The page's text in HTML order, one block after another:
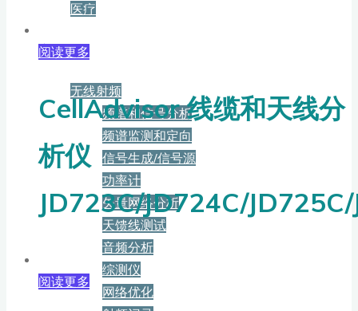
医疗
产品
无线射频
频谱和信号分析
频谱监测和定向
信号生成/信号源
功率计
矢量网络分析
天馈线测试
音频分析
综测仪
网络优化
阅读更多
CellAdvisor 线缆和天线分
析仪
JD723C/JD724C/
阅读更多